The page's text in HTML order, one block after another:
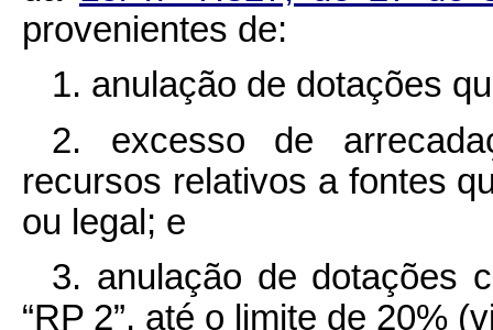
provenientes de:
1. anulação de dotações
2. excesso de
recursos relativos a fontes
ou legal; e
3. anulação de dotações
“RP 2”, até o limite de 20%